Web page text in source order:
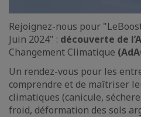
Rejoignez-nous pour
Juin 2024" : découverte de
Changement Climatique
Un rendez-vous pour les
comprendre et de maîtriser
climatiques (canicule,
froid, déformation des sols